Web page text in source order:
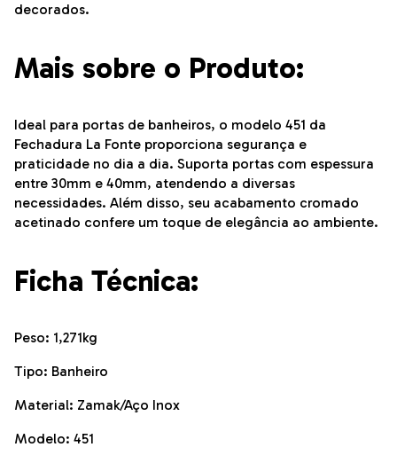
decorados.
Mais sobre o Produto:
Ideal para portas de banheiros, o modelo 451 da
Fechadura La Fonte proporciona segurança e
praticidade no dia a dia. Suporta portas com espessura
entre 30mm e 40mm, atendendo a diversas
necessidades. Além disso, seu acabamento cromado
acetinado confere um toque de elegância ao ambiente.
Ficha Técnica:
Peso: 1,271kg
Tipo: Banheiro
Material: Zamak/Aço Inox
Modelo: 451